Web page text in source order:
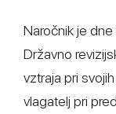
Naročnik je
Državno
vztraja pri
vlagatelj pri